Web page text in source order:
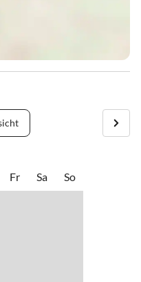
Fr Sa So